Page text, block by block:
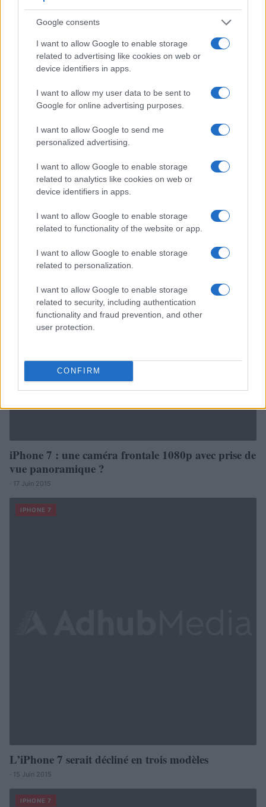
Google consents
I want to allow Google to enable storage
related to advertising like cookies on web or
device identifiers in apps.
I want to allow my user data to be sent to
Google for online advertising purposes.
I want to allow Google to send me
personalized advertising.
I want to allow Google to enable storage
related to analytics like cookies on web or
device identifiers in apps.
I want to allow Google to enable storage
related to functionality of the website or app.
I want to allow Google to enable storage
related to personalization.
I want to allow Google to enable storage
related to security, including authentication
functionality and fraud prevention, and other
user protection.
CONFIRM
L’iPhone 7 pourrait être plus épais et plus grand
que l’iPhone 6
· 18 Juin 2015
iPhone 7 : une caméra frontale 1080p avec prise de
vue panoramique ?
· 17 Juin 2015
IPHONE 7
L’iPhone 7 serait décliné en trois modèles
· 15 Juin 2015
IPHONE 7